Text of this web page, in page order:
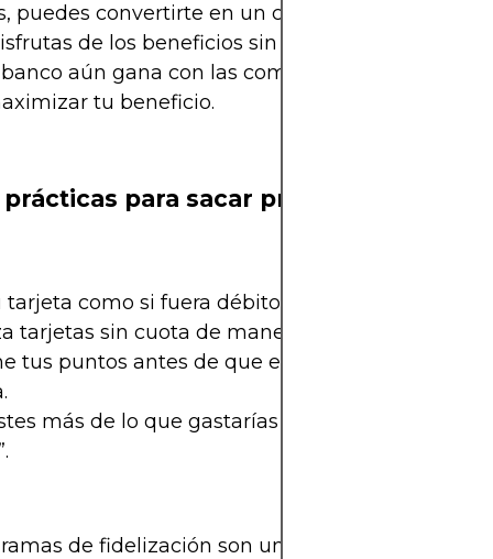
puedes convertirte en un cliente “no rentable”
de los beneficios sin darle ganancias en
aún gana con las comisiones al comercio,
tu beneficio.
para sacar provecho
tarjeta como si fuera débito: paga siempre a una
tarjetas sin cuota de manejo o con beneficios
tus puntos antes de que expiren: el 30% nunca
más de lo que gastarías en efectivo solo por
de fidelización son una oportunidad, pero